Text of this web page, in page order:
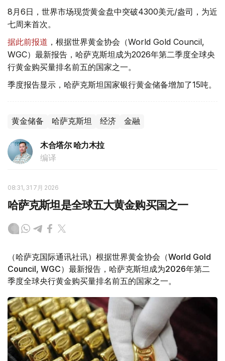
8月6日，世界市场现货黄金盘中突破4300美元/盎司，为近
七周来首次。
据此前报道 ，根据世界黄金协会（World Gold Council,
WGC）最新报告，哈萨克斯坦成为2026年第二季度全球央
行黄金购买量排名前五的国家之一。
季度报告显示，哈萨克斯坦国家银行黄金储备增加了15吨。
黄金储备 哈萨克斯坦 经济 金融
木合塔尔 哈力木拉
编译
08:31, 31 7月 2026
哈萨克斯坦是全球五大黄金购买国之一
（哈萨克国际通讯社讯）根据世界黄金协会（World Gold
Council, WGC）最新报告，哈萨克斯坦成为2026年第二
季度全球央行黄金购买量排名前五的国家之一。